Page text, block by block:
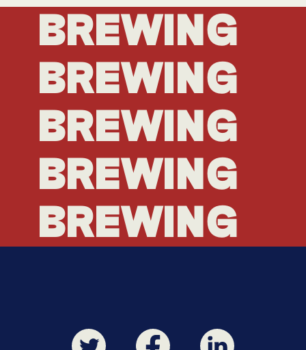
BREWING
BREWING
BREWING
BREWING
BREWING